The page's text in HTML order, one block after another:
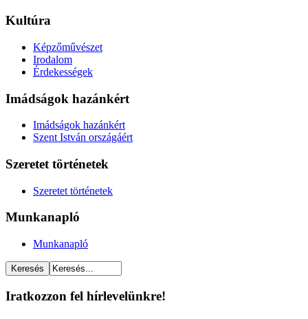
Kultúra
Képzőművészet
Irodalom
Érdekességek
Imádságok hazánkért
Imádságok hazánkért
Szent István országáért
Szeretet történetek
Szeretet történetek
Munkanapló
Munkanapló
Iratkozzon fel hírlevelünkre!